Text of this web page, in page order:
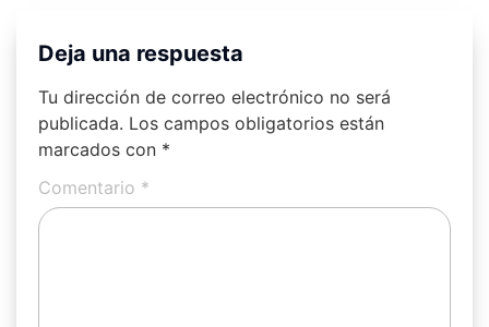
Deja una respuesta
Tu dirección de correo electrónico no será
publicada. Los campos obligatorios están
marcados con *
Comentario *